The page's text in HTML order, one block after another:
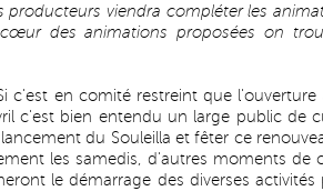
viendra compléter les
des animations proposées on
c'est en comité restreint que l'ouverture
c'est bien entendu un large public de
du Souleilla et fêter ce
les samedis, d'autres moments de
le démarrage des diverses activités